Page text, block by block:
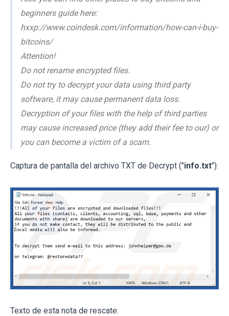
beginners guide here:
hxxp://www.coindesk.com/information/how-can-i-buy-
bitcoins/
Attention!
Do not rename encrypted files.
Do not try to decrypt your data using third party
software, it may cause permanent data loss.
Decryption of your files with the help of third parties
may cause increased price (they add their fee to our) or
you can become a victim of a scam.
Captura de pantalla del archivo TXT de Decrypt ("info.txt"):
Texto de esta nota de rescate: